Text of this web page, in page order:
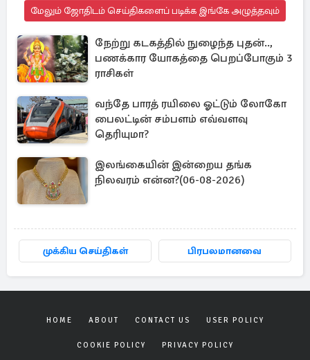
மேலும் ஜோதிடம் செய்திகளைப் படிக்க இங்கே அழுத்தவும்
நேற்று கடகத்தில் நுழைந்த புதன்..,
பணக்கார யோகத்தை பெறப்போகும் 3
ராசிகள்
வந்தே பாரத் ரயிலை ஓட்டும் லோகோ
பைலட்டின் சம்பளம் எவ்வளவு
தெரியுமா?
இலங்கையின் இன்றைய தங்க
நிலவரம் என்ன?(06-08-2026)
முக்கிய செய்திகள் பிரபலமானவை
HOME ABOUT CONTACT US USER POLICY
COOKIE POLICY PRIVACY POLICY